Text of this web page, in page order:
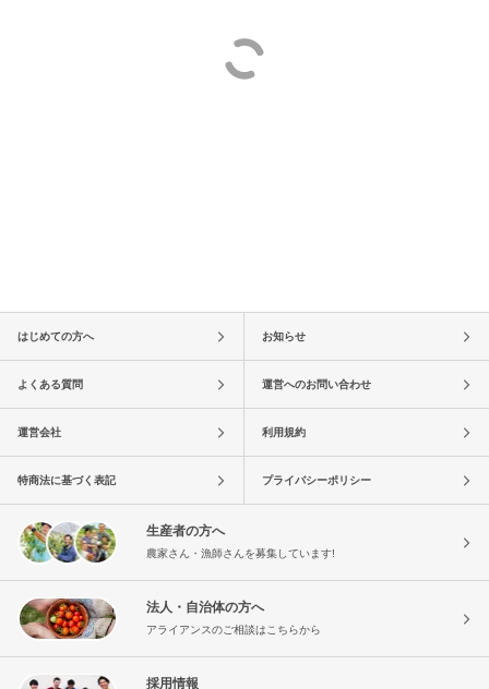
はじめての方へ お知らせ
よくある質問 運営へのお問い合わせ
運営会社 利用規約
特商法に基づく表記 プライバシーポリシー
生産者の方へ
農家さん・漁師さんを募集しています!
法人・自治体の方へ
アライアンスのご相談はこちらから
採用情報